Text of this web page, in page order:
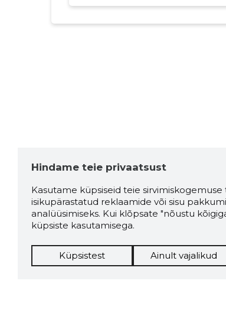
Hindame teie privaatsust
Kasutame küpsiseid teie sirvimiskogemuse
isikupärastatud reklaamide või sisu
analüüsimiseks. Kui klõpsate "nõustu
küpsiste kasutamisega.
Küpsistest Ainult vajalikud